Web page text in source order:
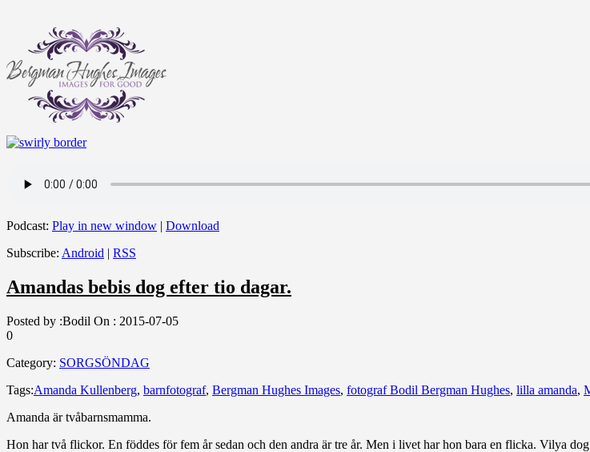
Podcast: Play in new window | Download
Subscribe: Android | RSS
Amandas bebis dog efter tio dagar.
Posted by :Bodil On : 2015-07-05
0
Category: SORGSÖNDAG
Tags:Amanda Kullenberg, barnfotograf, Bergman Hughes Images, fotograf Bodil Bergman Hughes, lilla amanda,
Amanda är tvåbarnsmamma.
Hon har två flickor. En föddes för fem år sedan och den andra är tre år. Men i livet har hon bara en flicka. Vilya